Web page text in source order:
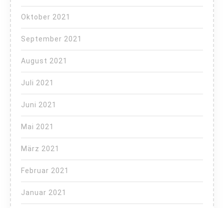
Oktober 2021
September 2021
August 2021
Juli 2021
Juni 2021
Mai 2021
März 2021
Februar 2021
Januar 2021